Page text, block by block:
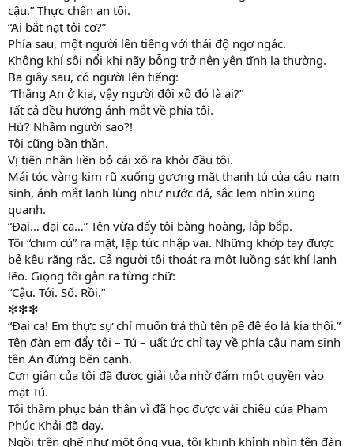
cậu.” Thực chấn an tôi.
“Ai bắt nạt tôi cơ?”
Phía sau, một người lên tiếng với thái độ ngơ ngác.
Không khí sôi nổi khi nãy bỗng trở nên yên tĩnh lạ thường.
Ba giây sau, có người lên tiếng:
“Thằng An ở kia, vậy người đội xô đó là ai?”
Tất cả đều hướng ánh mắt về phía tôi.
Hử? Nhầm người sao?!
Tôi cũng bần thần.
Vị tiên nhân liền bỏ cái xô ra khỏi đầu tôi.
Mái tóc vàng kim rũ xuống gương mặt thanh tú của cậu nam
sinh, ánh mắt lạnh lùng như nước đá, sắc lẹm nhìn xung
quanh.
“Đại… đại ca…” Tên vừa đẩy tôi bàng hoàng, lắp bắp.
Tôi “chim cú” ra mặt, lặp tức nhập vai. Những khớp tay được
bẻ kêu răng rắc. Cả người tôi thoát ra một luồng sát khí lạnh
lẽo. Giọng tôi gằn ra từng chữ:
“Cậu. Tới. Số. Rồi.”
✻✻✻
“Đại ca! Em thực sự chỉ muốn trả thù tên pê đê ẻo lả kia thôi.”
Tên đàn em đẩy tôi – Tú – uất ức chỉ tay về phía cậu nam sinh
tên An đứng bên cạnh.
Cơn giận của tôi đã được giải tỏa nhờ đấm một quyền vào
mặt Tú.
Tôi thầm phục bản thân vì đã học được vài chiêu của Phạm
Phúc Khải đã dạy.
Ngồi trên ghế như một ông vua, tôi khinh khỉnh nhìn tên đàn